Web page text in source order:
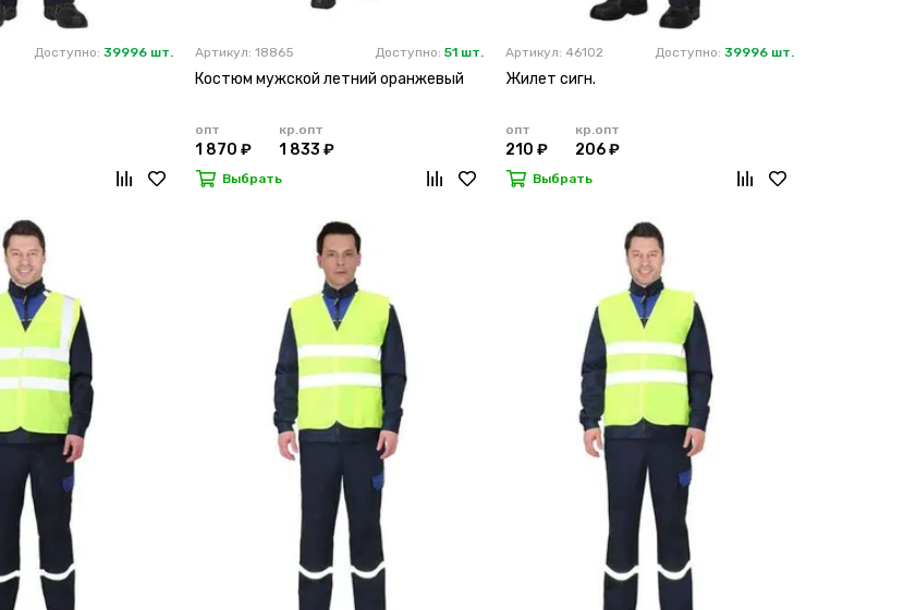
Доступно: 39996 шт. Артикул: 18865 Доступно: 51 шт.
Костюм мужской летний оранжевый
опт
1 870 ₽
кр.опт
1 833 ₽
Выбрать
Артикул: 46102 Доступно: 39996 шт.
Жилет сигн.
опт
210 ₽
кр.опт
206 ₽
Выбрать